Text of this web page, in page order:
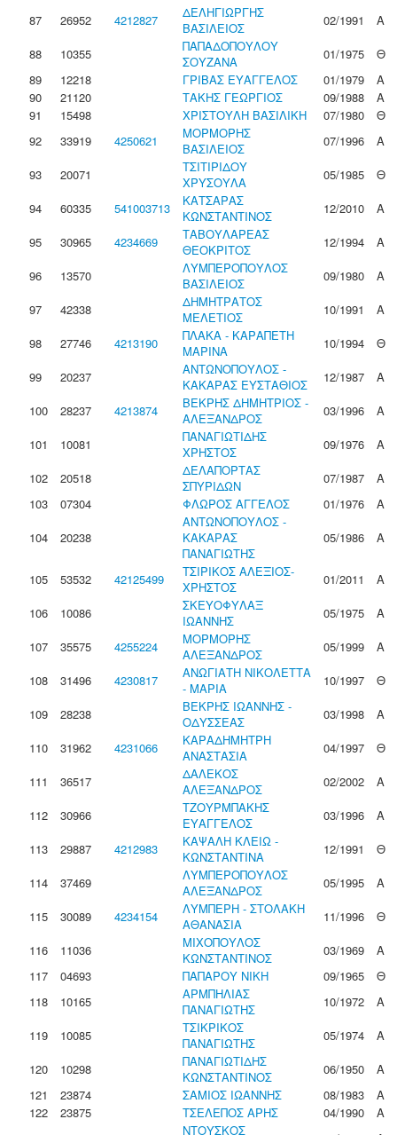
87
26952 4212827
ΔΕΛΗΓΙΩΡΓΗΣ
ΒΑΣΙΛΕΙΟΣ
02/1991
Α
88
10355
ΠΑΠΑΔΟΠΟΥΛΟΥ
ΣΟΥΖΑΝΑ
01/1975
Θ
89
12218 ΓΡΙΒΑΣ ΕΥΑΓΓΕΛΟΣ 01/1979
Α
90
21120 ΤΑΚΗΣ ΓΕΩΡΓΙΟΣ 09/1988
Α
91
15498 ΧΡΙΣΤΟΥΛΗ ΒΑΣΙΛΙΚΗ 07/1980
Θ
92
33919 4250621
ΜΟΡΜΟΡΗΣ
ΒΑΣΙΛΕΙΟΣ
07/1996
Α
93
20071
ΤΣΙΤΙΡΙΔΟΥ
ΧΡΥΣΟΥΛΑ
05/1985
Θ
94
60335 541003713
ΚΑΤΣΑΡΑΣ
ΚΩΝΣΤΑΝΤΙΝΟΣ
12/2010
Α
95
30965 4234669
ΤΑΒΟΥΛΑΡΕΑΣ
ΘΕΟΚΡΙΤΟΣ
12/1994
Α
96
13570
ΛΥΜΠΕΡΟΠΟΥΛΟΣ
ΒΑΣΙΛΕΙΟΣ
09/1980
Α
97
42338
ΔΗΜΗΤΡΑΤΟΣ
ΜΕΛΕΤΙΟΣ
10/1991
Α
98
27746 4213190
ΠΛΑΚΑ - ΚΑΡΑΠΕΤΗ
ΜΑΡΙΝΑ
10/1994
Θ
99
20237
ΑΝΤΩΝΟΠΟΥΛΟΣ -
ΚΑΚΑΡΑΣ ΕΥΣΤΑΘΙΟΣ
12/1987
Α
100
28237 4213874
ΒΕΚΡΗΣ ΔΗΜΗΤΡΙΟΣ -
ΑΛΕΞΑΝΔΡΟΣ
03/1996
Α
101
10081
ΠΑΝΑΓΙΩΤΙΔΗΣ
ΧΡΗΣΤΟΣ
09/1976
Α
102
20518
ΔΕΛΑΠΟΡΤΑΣ
ΣΠΥΡΙΔΩΝ
07/1987
Α
103
07304 ΦΛΩΡΟΣ ΑΓΓΕΛΟΣ 01/1976
Α
104
20238
ΑΝΤΩΝΟΠΟΥΛΟΣ -
ΚΑΚΑΡΑΣ
ΠΑΝΑΓΙΩΤΗΣ
05/1986 Α
105 53532 42125499
ΤΣΙΡΙΚΟΣ ΑΛΕΞΙΟΣ-
ΧΡΗΣΤΟΣ
01/2011
Α
106
10086
ΣΚΕΥΟΦΥΛΑΞ
ΙΩΑΝΝΗΣ
05/1975
Α
107
35575 4255224
ΜΟΡΜΟΡΗΣ
ΑΛΕΞΑΝΔΡΟΣ
05/1999
Α
108
31496 4230817
ΑΝΩΓΙΑΤΗ ΝΙΚΟΛΕΤΤΑ
- ΜΑΡΙΑ
10/1997
Θ
109
28238
ΒΕΚΡΗΣ ΙΩΑΝΝΗΣ -
ΟΔΥΣΣΕΑΣ
03/1998
Α
110
31962 4231066
ΚΑΡΑΔΗΜΗΤΡΗ
ΑΝΑΣΤΑΣΙΑ
04/1997
Θ
111
36517
ΔΑΛΕΚΟΣ
ΑΛΕΞΑΝΔΡΟΣ
02/2002
Α
112
30966
ΤΖΟΥΡΜΠΑΚΗΣ
ΕΥΑΓΓΕΛΟΣ
03/1996
Α
113
29887 4212983
ΚΑΨΑΛΗ ΚΛΕΙΩ -
ΚΩΝΣΤΑΝΤΙΝΑ
12/1991
Θ
114
37469
ΛΥΜΠΕΡΟΠΟΥΛΟΣ
ΑΛΕΞΑΝΔΡΟΣ
05/1995
Α
115
30089 4234154
ΛΥΜΠΕΡΗ - ΣΤΟΛΑΚΗ
ΑΘΑΝΑΣΙΑ
11/1996
Θ
116
11036
ΜΙΧΟΠΟΥΛΟΣ
ΚΩΝΣΤΑΝΤΙΝΟΣ
03/1969
Α
117
04693 ΠΑΠΑΡΟΥ ΝΙΚΗ 09/1965
Θ
118
10165
ΑΡΜΠΗΛΙΑΣ
ΠΑΝΑΓΙΩΤΗΣ
10/1972
Α
119
10085
ΤΣΙΚΡΙΚΟΣ
ΠΑΝΑΓΙΩΤΗΣ
05/1974
Α
120
10298
ΠΑΝΑΓΙΩΤΙΔΗΣ
ΚΩΝΣΤΑΝΤΙΝΟΣ
06/1950
Α
121
23874 ΣΑΜΙΟΣ ΙΩΑΝΝΗΣ 08/1983
Α
122
23875 ΤΣΕΛΕΠΟΣ ΑΡΗΣ 04/1990
Α
ΝΤΟΥΣΚΟΣ